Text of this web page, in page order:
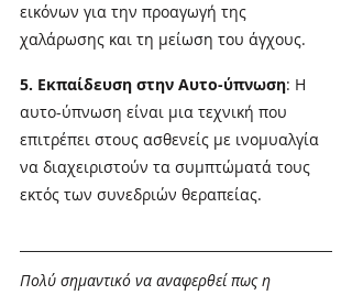
εικόνων για την προαγωγή της
χαλάρωσης και τη μείωση του άγχους.
5. Εκπαίδευση στην Αυτο-ύπνωση: Η
αυτο-ύπνωση είναι μια τεχνική που
επιτρέπει στους ασθενείς με ινομυαλγία
να διαχειριστούν τα συμπτώματά τους
εκτός των συνεδριών θεραπείας.
Πολύ σημαντικό να αναφερθεί πως η